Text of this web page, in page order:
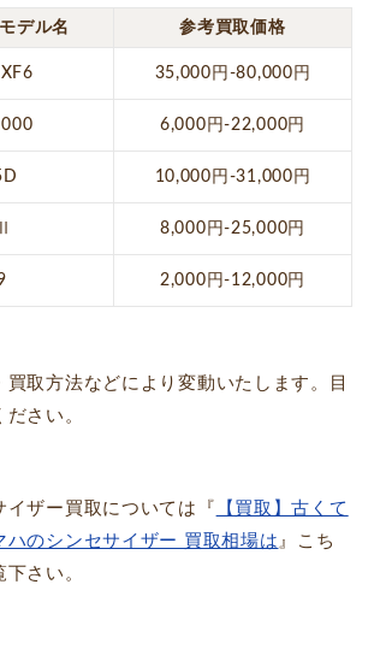
デル名 参考買取価格
35,000円-80,000円
6,000円-22,000円
10,000円-31,000円
8,000円-25,000円
2,000円-12,000円
取方法などにより変動いたします。目
さい。
イザー買取については『
【買取】古くて
ハのシンセサイザー 買取相場は 』こち
さい。